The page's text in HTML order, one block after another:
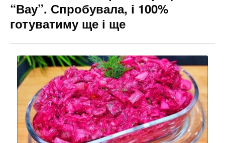
“Вау”. Спробувала, і 100%
готуватиму ще і ще